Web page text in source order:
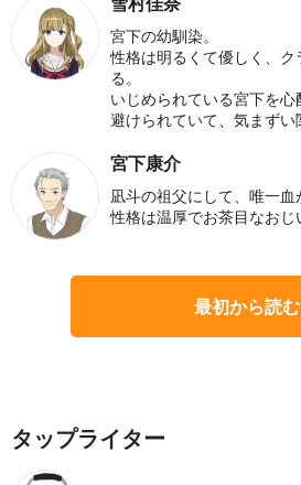
宮下の幼馴染。
性格は明るくて優しく、
る。
いじめられている宮下を
避けられていて、気まずい
宮下康介
凪斗の祖父にして、唯一血
性格は温厚でお茶目なおじ
最初から読む
タップライター